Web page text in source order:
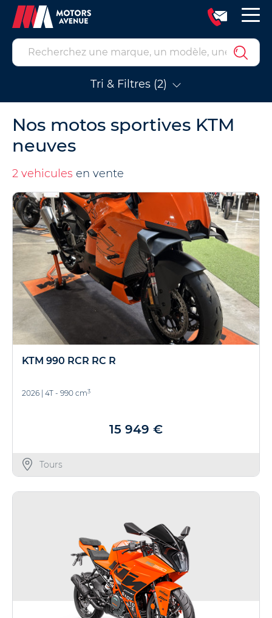
Tri & Filtres (2)
Nos motos sportives KTM
neuves
2 vehicules en vente
KTM 990 RCR RC R
2026 4T - 990 cm3
15 949 €
Tours